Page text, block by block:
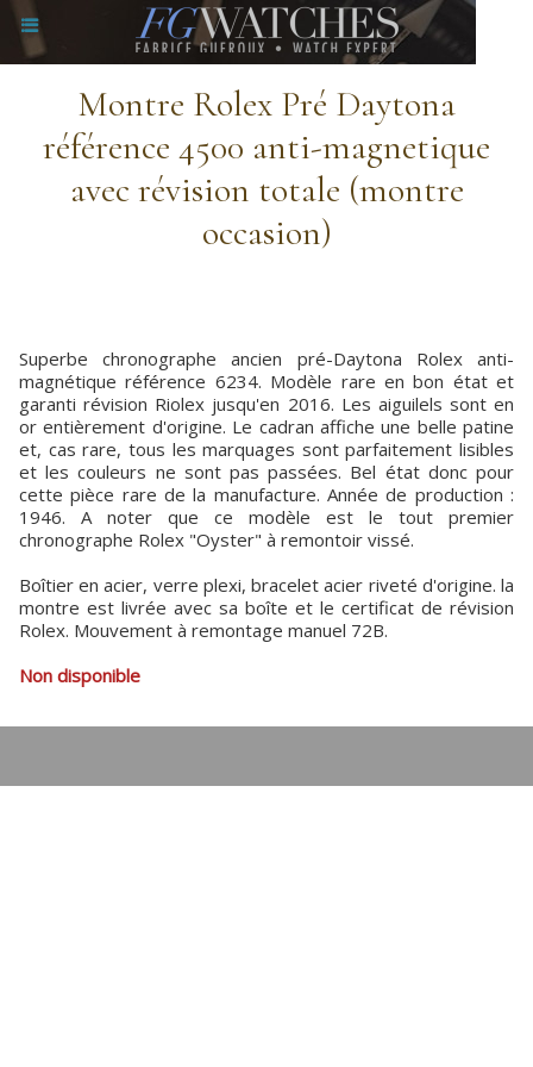
Montre Rolex Pré Daytona
référence 4500 anti-magnetique
avec révision totale (montre
occasion)
Superbe chronographe ancien pré-Daytona Rolex anti-
magnétique référence 6234. Modèle rare en bon état et
garanti révision Riolex jusqu'en 2016. Les aiguilels sont en
or entièrement d'origine. Le cadran affiche une belle patine
et, cas rare, tous les marquages sont parfaitement lisibles
et les couleurs ne sont pas passées. Bel état donc pour
cette pièce rare de la manufacture. Année de production :
1946. A noter que ce modèle est le tout premier
chronographe Rolex "Oyster" à remontoir vissé.
Boîtier en acier, verre plexi, bracelet acier riveté d'origine. la
montre est livrée avec sa boîte et le certificat de révision
Rolex. Mouvement à remontage manuel 72B.
Non disponible